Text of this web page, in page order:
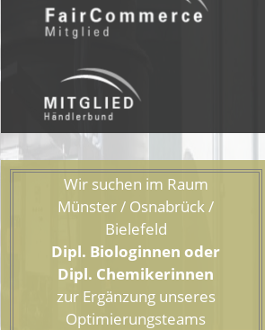
Wir suchen im Raum
Münster / Osnabrück /
Bielefeld
Dipl. Biologinnen oder
Dipl. Chemikerinnen
zur Ergänzung unseres
Optimierungsteams